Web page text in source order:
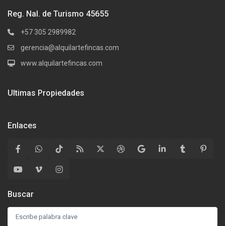
Reg. Nal. de Turismo 45655
+57 305 2989982
gerencia@alquilartefincas.com
www.alquilartefincas.com
Ultimas Propiedades
Enlaces
Buscar